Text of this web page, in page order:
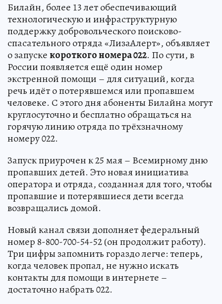
Билайн, более 13 лет обеспечивающий
технологическую и инфраструктурную
поддержку добровольческого поисково-
спасательного отряда «ЛизаАлерт», объявляет
о запускекороткого номера 022. По сути, в
России появляется ещё один номер
экстренной помощи – для ситуаций, когда
речь идёт о потерявшемся или пропавшем
человеке. С этого дня абоненты Билайна могут
круглосуточно и бесплатно обращаться на
горячую линию отряда по трёхзначному
номеру 022.
Запуск приурочен к 25 мая – Всемирному дню
пропавших детей. Это новая инициатива
оператора и отряда, созданная для того, чтобы
пропавшие и потерявшиеся дети всегда
возвращались домой.
Новый канал связи дополняет федеральный
номер 8-800-700-54-52 (он продолжит работу).
Три цифры запомнить гораздо легче: теперь,
когда человек пропал, не нужно искать
контакты для помощи в интернете –
достаточно набрать 022.